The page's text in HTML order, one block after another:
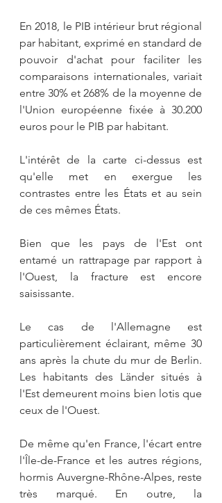
En 2018, le PIB intérieur brut régional
par habitant, exprimé en standard de
pouvoir d'achat pour faciliter les
comparaisons internationales, variait
entre 30% et 268% de la moyenne de
l'Union européenne fixée à 30.200
euros pour le PIB par habitant.
L'intérêt de la carte ci-dessus est
qu'elle met en exergue les
contrastes entre les États et au sein
de ces mêmes États.
Bien que les pays de l'Est ont
entamé un rattrapage par rapport à
l'Ouest, la fracture est encore
saisissante.
Le cas de l'Allemagne est
particulièrement éclairant, même 30
ans après la chute du mur de Berlin.
Les habitants des Länder situés à
l'Est demeurent moins bien lotis que
ceux de l'Ouest.
De même qu'en France, l'écart entre
l'Île-de-France et les autres régions,
hormis Auvergne-Rhône-Alpes, reste
très marqué. En outre, la